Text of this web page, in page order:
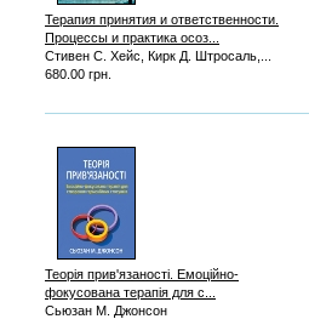
Терапия принятия и ответственности.
Процессы и практика осоз...
Стивен С. Хейс, Кирк Д. Штросаль,...
680.00 грн.
Теорія прив'язаності. Емоційно-
фокусована терапія для с...
Сьюзан М. Джонсон